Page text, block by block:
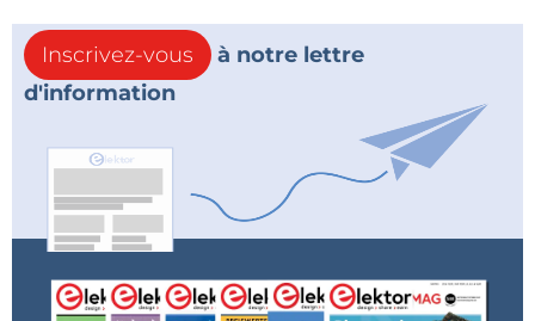
Inscrivez-vous
à notre lettre
d'information